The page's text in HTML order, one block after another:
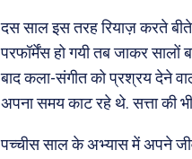
दस साल इस तरह रियाज़ करते बीते
परफॉर्मेंस हो गयी तब जाकर सालों
बाद कला-संगीत को प्रश्रय देने
अपना समय काट रहे थे. सत्ता की
पच्चीस साल के अभ्यास में अपने